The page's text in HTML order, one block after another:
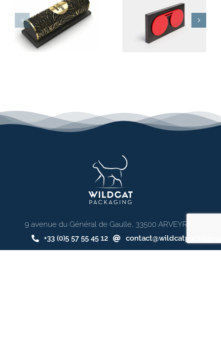
9 avenue du Général de Gaulle, 33500 ARVEYRES
+33 (0)5 57 55 45 12